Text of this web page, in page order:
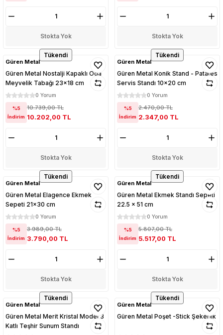
Stokta Yok Stokta Yok
Tükendi
Güren Metal
Güren Metal Nostalji Kapaklı Oda
Meyvelik Tabağı 23x18 cm
0 Yorum
%5
İndirim
10.739,00 TL
10.202,00 TL
Stokta Yok
Tükendi
Güren Metal
Güren Metal Konik Stand - Patates
Servis Standı 10x20 cm
0 Yorum
%5
İndirim
2.470,00 TL
2.347,00 TL
Stokta Yok
Tükendi
Güren Metal
Güren Metal Elagence Ekmek
Sepeti 21x30 cm
0 Yorum
%5
İndirim
3.989,00 TL
3.790,00 TL
Stokta Yok
Tükendi
Güren Metal
Güren Metal Ekmek Standı Sepeti
22.5 x 51 cm
0 Yorum
%5
İndirim
5.807,00 TL
5.517,00 TL
Stokta Yok
Tükendi
Güren Metal
Güren Metal Merit Kristal Model 3
Katlı Teşhir Sunum Standı
Tükendi
Güren Metal
Güren Metal Poşet -Stick Şekerlik